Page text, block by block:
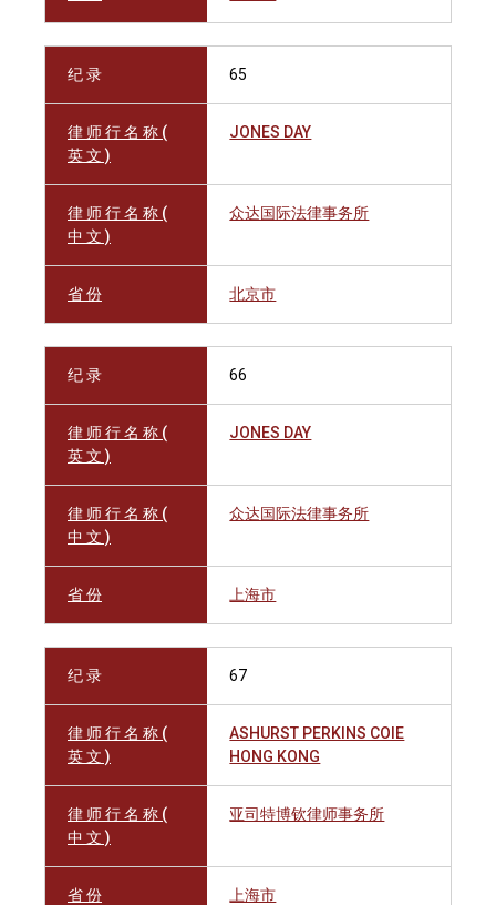
纪 录 65
律 师 行 名 称 (
英 文 )
JONES DAY
律 师 行 名 称 (
中 文 )
众达国际法律事务所
省 份 北京市
纪 录 66
律 师 行 名 称 (
英 文 )
JONES DAY
律 师 行 名 称 (
中 文 )
众达国际法律事务所
省 份 上海市
纪 录 67
律 师 行 名 称 (
英 文 )
ASHURST PERKINS COIE
HONG KONG
律 师 行 名 称 (
中 文 )
亚司特博钦律师事务所
省 份 上海市